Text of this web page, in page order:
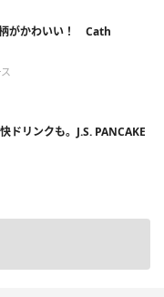
がかわいい！ Cath
ドリンクも。J.S. PANCAKE